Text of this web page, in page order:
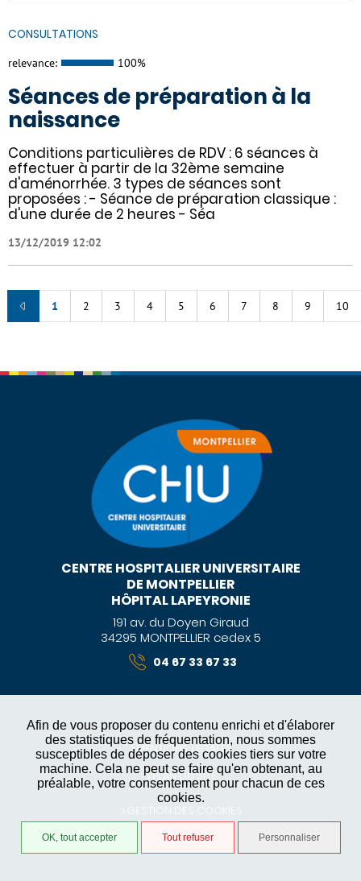
Afin de vous proposer du contenu enrichi et d'élaborer
des statistiques de fréquentation, nous sommes
susceptibles de déposer des cookies tiers sur votre
machine. Cela ne peut se faire qu'en obtenant, au
préalable, votre consentement pour chacun de ces
cookies.
OK, tout accepter Tout refuser Personnaliser
CONSULTATIONS
relevance: 100%
Séances de préparation à la
naissance
Conditions particulières de RDV : 6 séances à
effectuer à partir de la 32ème semaine
d'aménorrhée. 3 types de séances sont
proposées : - Séance de préparation classique :
d'une durée de 2 heures - Séa
13/12/2019 12:02
1 2 3 4 5 6 7 8 9 10
CENTRE HOSPITALIER UNIVERSITAIRE
DE MONTPELLIER
HÔPITAL LAPEYRONIE
191 av. du Doyen Giraud
34295 MONTPELLIER cedex 5
04 67 33 67 33
MENTIONS LÉGALES
PLAN DU SITE
GESTION DES COOKIES